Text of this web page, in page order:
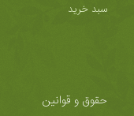
سبد خرید
حقوق و قوانین